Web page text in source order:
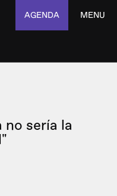
AGENDA MENU
no sería la